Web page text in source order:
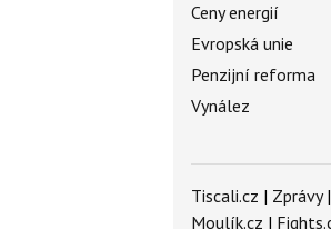
Ceny energií
Evropská unie
Penzijní reforma
Vynález
Tiscali.cz | Zprávy|
Moulík.cz |